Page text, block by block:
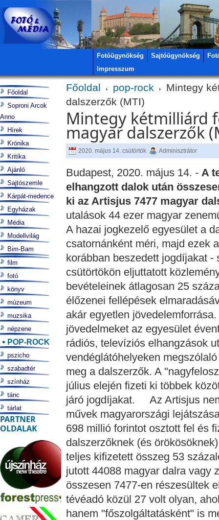
Fotóügynökség Sajtóügynökség
Impresszum
Főoldal pop-rock
Mintegy
dalszerzők (MTI)
Mintegy kétmilliárd
magyar dalszerzők
2020. május 14. csütörtök Adminisztrátor
Budapest, 2020. május 14. - A
elhangzott dalok után
ki az Artisjus 7477 magyar
utalások 44 ezer magyar
A hazai jogkezelő egyesület a
csatornánként méri, majd ezek
korábban beszedett jogdíjakat
csütörtökön eljuttatott
bevételeinek átlagosan 25
élőzenei fellépések
akár egyetlen
jövedelmeket az egyesület
rádiós, televíziós elhangzások
vendéglátóhelyeken
meg a dalszerzők. A
július elején fizeti ki többek
járó jogdíjakat. Az Artisjus
művek magyarországi
698 millió forintot osztott fel és
dalszerzőknek (és
teljes kifizetett összeg 53
jutott 44088 magyar dalra vagy
összesen 7477-en
tévéadó közül 27 volt olyan,
hanem "főszolgáltatásként" is
Főoldal
Soproni Arcok
Anno
Hírek
Krónika
Kritika
Ajánló
Sajtószemle
Kárpát-medence
Egyházak
Média
Modellvilág
Bim-Bam
film
fotó
könyv
múzeum
muzsika
népzene
POP-ROCK
pszicho
szabadtér
színház
tánc
tárlat
PARTNER
OLDALAK